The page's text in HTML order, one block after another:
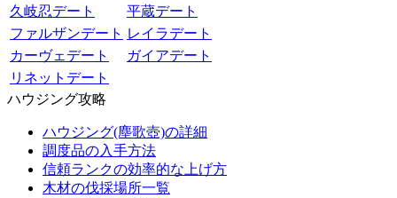
久岐忍デート
平蔵デート
ファルザンデート レイラデート
カーヴェデート
ガイアデート
リネットデート
ハウジング攻略
ハウジング(塵歌壺)の詳細
調度品の入手方法
信頼ランクの効率的な上げ方
木材の伐採場所一覧